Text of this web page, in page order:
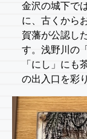
金沢の城下で
に、古くから
賀藩が公認し
す。浅野川の
「にし」にも
の出入口を彩